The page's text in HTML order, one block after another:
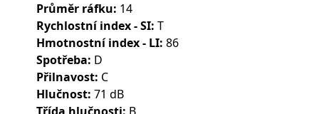
Průměr ráfku: 14
Rychlostní index - SI: T
Hmotnostní index - LI: 86
Spotřeba: D
Přilnavost: C
Hlučnost: 71 dB